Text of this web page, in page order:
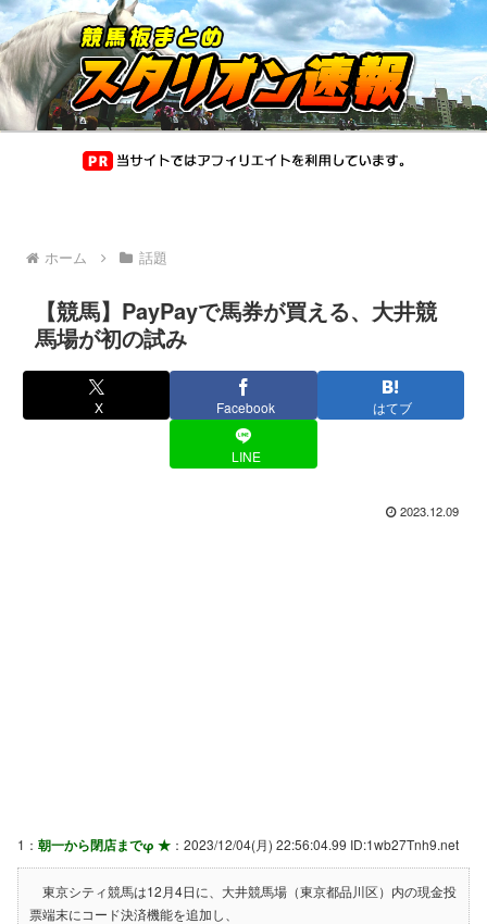
ホーム 話題
【競馬】PayPayで馬券が買える、大井競
馬場が初の試み
X Facebook はてブ
LINE
2023.12.09
1： 朝一から閉店までφ ★ ：2023/12/04(月) 22:56:04.99 ID:1wb27Tnh9.net
東京シティ競馬は12月4日に、大井競馬場（東京都品川区）内の現金投
票端末にコード決済機能を追加し、